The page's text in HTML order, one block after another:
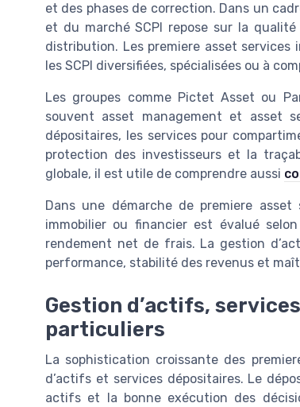
et des phases de correction. Dans un
et du marché SCPI repose sur la
distribution. Les premiere asset
les SCPI diversifiées, spécialisées ou à
Les groupes comme Pictet Asset ou
souvent asset management et asset
dépositaires, les services pour
protection des investisseurs et la
globale, il est utile de comprendre aussi
Dans une démarche de premiere
immobilier ou financier est évalué
rendement net de frais. La gestion
performance, stabilité des revenus et
Gestion d’actifs,
particuliers
La sophistication croissante des
d’actifs et services dépositaires. Le
actifs et la bonne exécution des